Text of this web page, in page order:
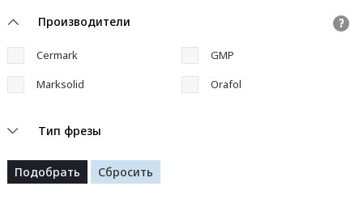
Производители ?
Cermark
GMP
Marksolid
Orafol
Тип фрезы